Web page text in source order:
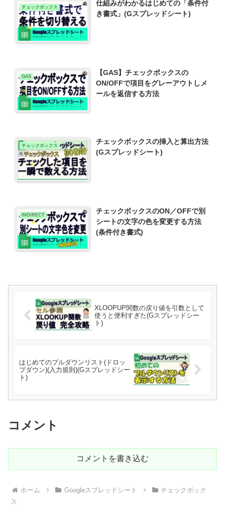
チェックボックス
仕組みがわかるはじめての「条件付
き書式」(Gスプレッドシート)
GAS
【GAS】チェックボックスの
ON/OFFで項目をグレーアウトしメ
ールを返信する方法
チェックボックス
チェックボックスの挿入と算出方法
(Gスプレッドシート)
INDIRECT
チェックボックスのON／OFFで別
シートの文字の色を変更する方法
(条件付き書式)
XLOOPUP関数の戻り値を引数として
使うと便利すぎた(Gスプレッドシー
ト)
はじめてのプルダウンリスト(ドロッ
プダウン)(入力規則)(Gスプレッドシー
ト)
コメント
コメントを書き込む
ホーム Googleスプレッドシート
チェックボック
ス